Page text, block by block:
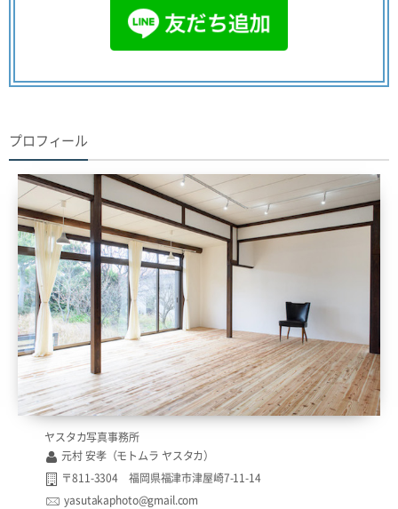
プロフィール
ヤスタカ写真事務所
元村 安孝（モトムラ ヤスタカ）
〒811-3304 福岡県福津市津屋崎7-11-14
yasutakaphoto@gmail.com